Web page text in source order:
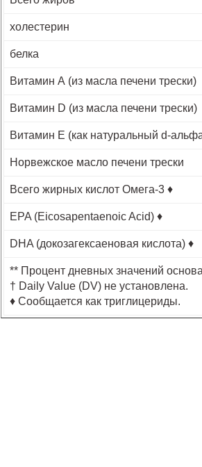
холестерин
белка
Витамин А (из масла печени трески)
Витамин D (из масла печени трески)
Витамин Е (как натуральный d-
Норвежское масло печени трески
Всего жирных кислот Омега-3 ♦
EPA (Eicosapentaenoic Acid) ♦
DHA (докозагексаеновая кислота) ♦
** Процент дневных значений
† Daily Value (DV) не установлена.
♦ Сообщается как триглицериды.